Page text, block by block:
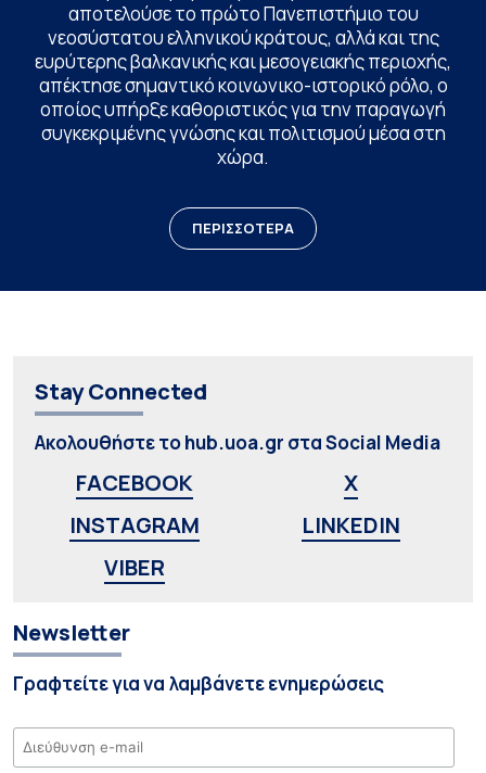
αποτελούσε το πρώτο Πανεπιστήμιο του
νεοσύστατου ελληνικού κράτους, αλλά και της
ευρύτερης βαλκανικής και μεσογειακής περιοχής,
απέκτησε σημαντικό κοινωνικο-ιστορικό ρόλο, ο
οποίος υπήρξε καθοριστικός για την παραγωγή
συγκεκριμένης γνώσης και πολιτισμού μέσα στη
χώρα.
ΠΕΡΙΣΣΟΤΕΡΑ
Stay Connected
Ακολουθήστε το hub.uoa.gr στα Social Media
FACEBOOK
X
INSTAGRAM
LINKEDIN
VIBER
Newsletter
Γραφτείτε για να λαμβάνετε ενημερώσεις